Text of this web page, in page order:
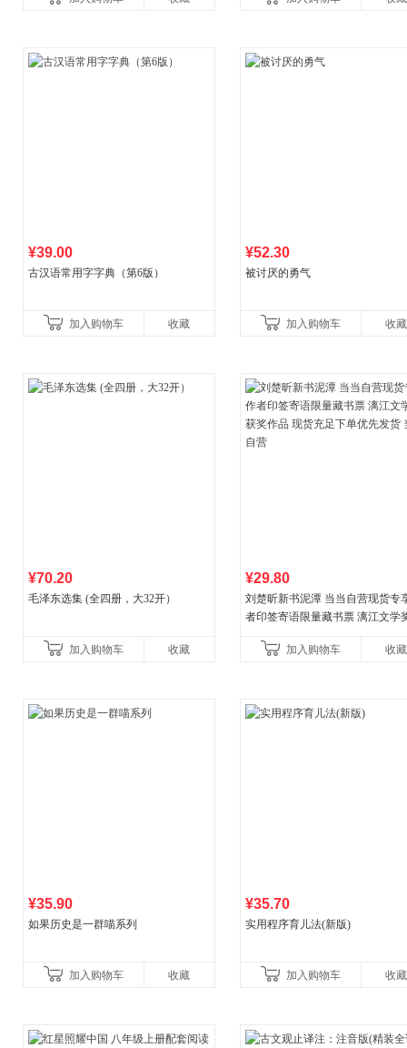
¥39.00
古汉语常用字字典（第6版）
加入购物车 收藏
¥52.30
被讨厌的勇气
加入购物车 收藏
¥70.20
毛泽东选集 (全四册，大32开）
加入购物车 收藏
¥29.80
刘楚昕新书泥潭 当当自营现货专
者印签寄语限量藏书票 漓江文学
加入购物车 收藏
¥35.90
如果历史是一群喵系列
加入购物车 收藏
¥35.70
实用程序育儿法(新版)
加入购物车 收藏